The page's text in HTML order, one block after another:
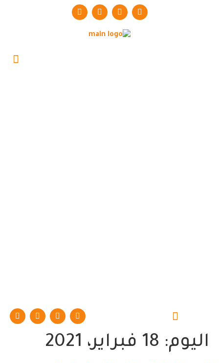
اليوم: 18 فبراير، 2021